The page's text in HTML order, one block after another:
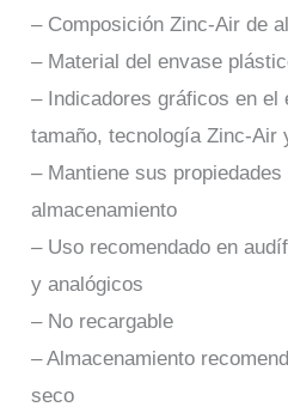
– Composición Zinc-Air de
– Material del envase
– Indicadores gráficos en el
tamaño, tecnología Zinc-Air
– Mantiene sus
almacenamiento
– Uso recomendado en
y analógicos
– No recargable
– Almacenamiento
seco